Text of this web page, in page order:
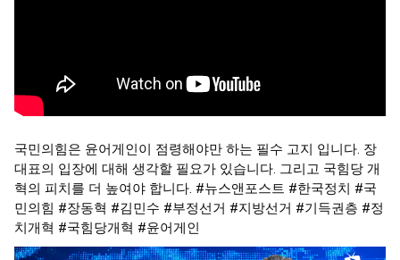
국민의힘은 윤어게인이 점령해야만 하는 필수 고지 입니다. 장
대표의 입장에 대해 생각할 필요가 있습니다. 그리고 국힘당 개
혁의 피치를 더 높여야 합니다. #뉴스앤포스트 #한국정치 #국
민의힘 #장동혁 #김민수 #부정선거 #지방선거 #기득권층 #정
치개혁 #국힘당개혁 #윤어게인